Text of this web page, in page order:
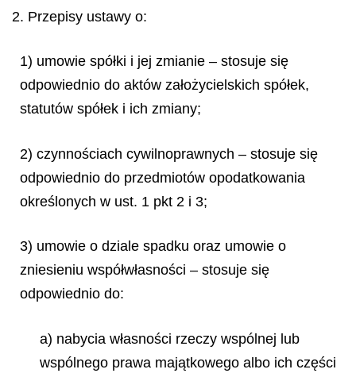
2. Przepisy ustawy o:
1) umowie spółki i jej zmianie – stosuje się
odpowiednio do aktów założycielskich spółek,
statutów spółek i ich zmiany;
2) czynnościach cywilnoprawnych – stosuje się
odpowiednio do przedmiotów opodatkowania
określonych w ust. 1 pkt 2 i 3;
3) umowie o dziale spadku oraz umowie o
zniesieniu współwłasności – stosuje się
odpowiednio do:
a) nabycia własności rzeczy wspólnej lub
wspólnego prawa majątkowego albo ich części